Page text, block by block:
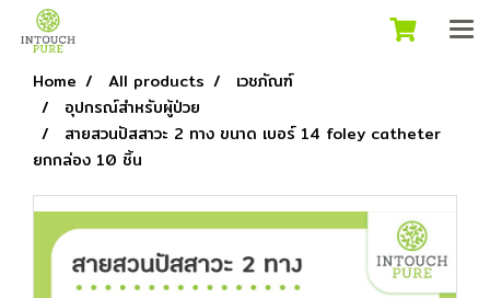
Home All products
เวชภัณฑ์
อุปกรณ์สำหรับผู้ป่วย
สายสวนปัสสาวะ 2 ทาง ขนาด เบอร์ 14 foley catheter
ยกกล่อง 10 ชิ้น